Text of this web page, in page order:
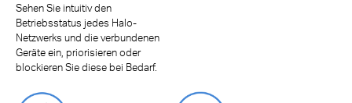
Sehen Sie intuitiv den
Betriebsstatus jedes Halo-
Netzwerks und die verbundenen
Geräte ein, priorisieren oder
blockieren Sie diese bei Bedarf.